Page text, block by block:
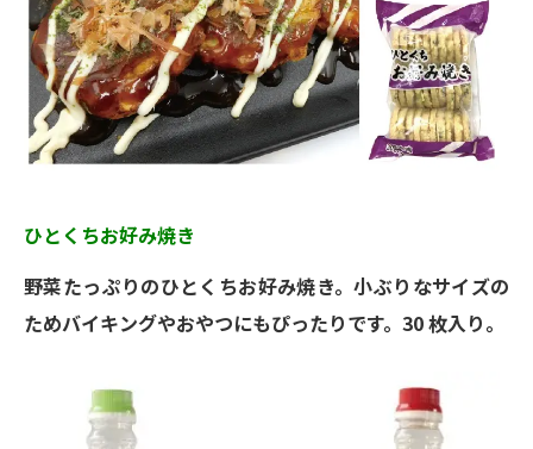
ひとくちお好み焼き
野菜たっぷりのひとくちお好み焼き。小ぶりなサイズの
ためバイキングやおやつにもぴったりです。30 枚入り。